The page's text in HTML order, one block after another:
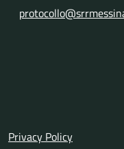
Link Utili
Privacy Policy